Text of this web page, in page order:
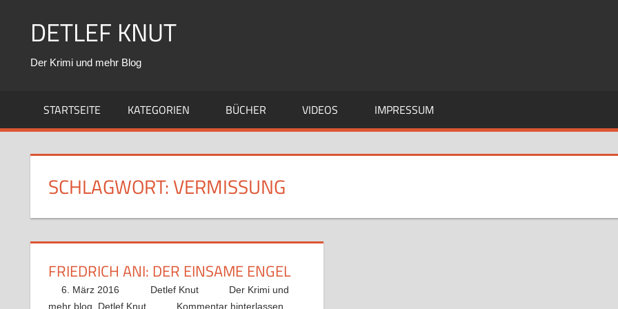
DETLEF KNUT
Der Krimi und mehr Blog
STARTSEITE KATEGORIEN BÜCHER VIDEOS IMPRESSUM
SCHLAGWORT:VERMISSUNG
FRIEDRICH ANI: DER EINSAME ENGEL
6. März 2016 Detlef Knut
Der Krimi und
mehr blog
Detlef Knut Kommentar hinterlassen